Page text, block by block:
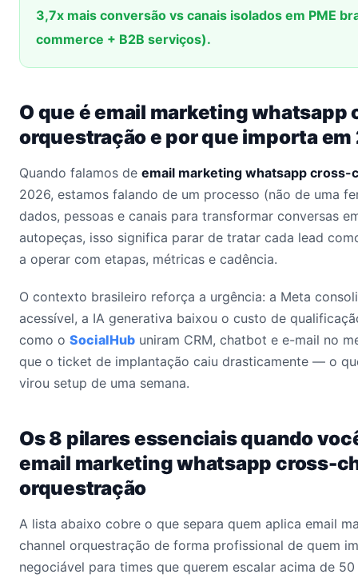
3,7x mais conversão vs canais isolados em PME
commerce + B2B serviços).
O que é email marketing whatsapp
orquestração e por que importa
Quando falamos de email marketing whatsapp cross-
2026, estamos falando de um processo (não de uma
dados, pessoas e canais para transformar conversas
autopeças, isso significa parar de tratar cada lead
a operar com etapas, métricas e cadência.
O contexto brasileiro reforça a urgência: a Meta
acessível, a IA generativa baixou o custo de
como o SocialHub uniram CRM, chatbot e e-mail no
que o ticket de implantação caiu drasticamente — o
virou setup de uma semana.
Os 8 pilares essenciais quando
email marketing whatsapp cross-
orquestração
A lista abaixo cobre o que separa quem aplica email
channel orquestração de forma profissional de quem
negociável para times que querem escalar acima de